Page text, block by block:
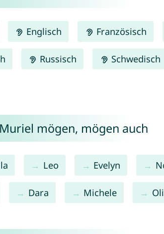
Englisch Französisch
Russisch Schwedisch
mögen, mögen auch
Leo Evelyn
Dara Michele